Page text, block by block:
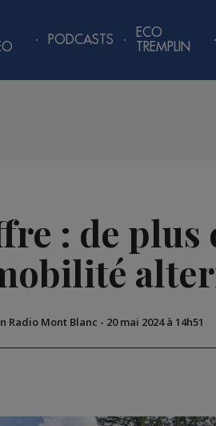
PODCASTS
ECO
TREMPLIN
: de plus
Radio Mont Blanc - 20 mai 2024 à 14h51